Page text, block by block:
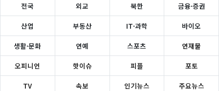
전국 외교 북한 금융·증권
산업 부동산 IT·과학 바이오
생활·문화 연예 스포츠 연재물
오피니언 핫이슈 피플 포토
TV 속보 인기뉴스 주요뉴스